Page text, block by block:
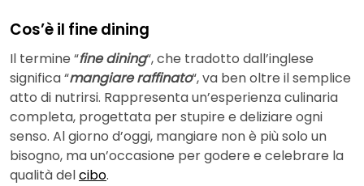
Cos’è il fine dining
Il termine “fine dining“, che tradotto dall’inglese
significa “mangiare raffinato“, va ben oltre il semplice
atto di nutrirsi. Rappresenta un’esperienza culinaria
completa, progettata per stupire e deliziare ogni
senso. Al giorno d’oggi, mangiare non è più solo un
bisogno, ma un’occasione per godere e celebrare la
qualità delcibo.